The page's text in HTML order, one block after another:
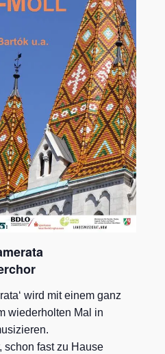
wird mit einem ganz
wiederholten Mal in
schon fast zu Hause